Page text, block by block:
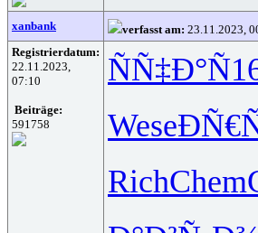
xanbank verfasst am: 23.11.2023,
Registrierdatum:
22.11.2023,
07:10
Beiträge:
591758
ÑÑ‡Ð°Ñ
Wese
RichChem